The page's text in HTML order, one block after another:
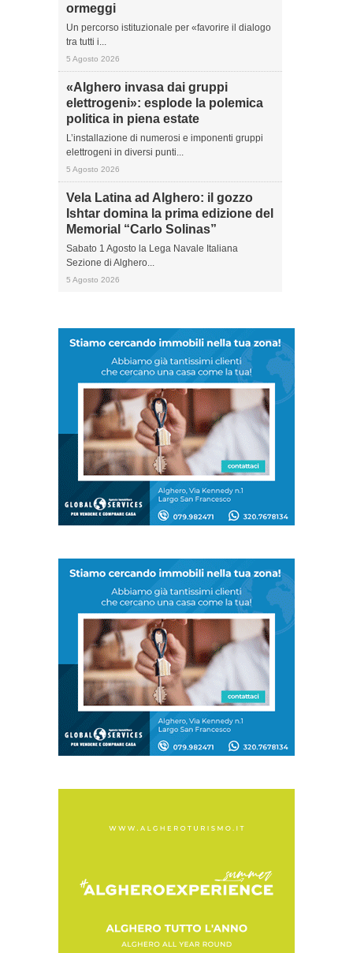
ormeggi
Un percorso istituzionale per «favorire il dialogo
tra tutti i...
5 Agosto 2026
«Alghero invasa dai gruppi
elettrogeni»: esplode la polemica
politica in piena estate
L’installazione di numerosi e imponenti gruppi
elettrogeni in diversi punti...
5 Agosto 2026
Vela Latina ad Alghero: il gozzo
Ishtar domina la prima edizione del
Memorial “Carlo Solinas”
Sabato 1 Agosto la Lega Navale Italiana
Sezione di Alghero...
5 Agosto 2026